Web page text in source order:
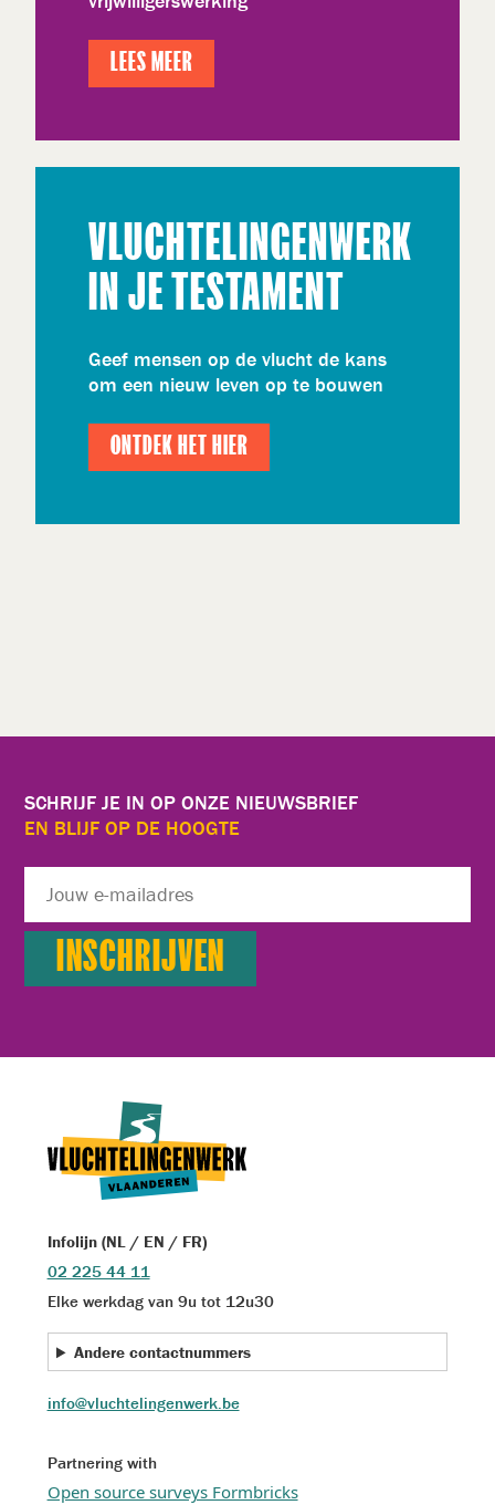
LEES MEER
VLUCHTELINGENWERK
IN JE TESTAMENT
Geef mensen op de vlucht de kans
om een nieuw leven op te bouwen
ONTDEK HET HIER
SCHRIJF JE IN OP ONZE NIEUWSBRIEF
EN BLIJF OP DE HOOGTE
Infolijn (NL / EN / FR)
02 225 44 11
Elke werkdag van 9u tot 12u30
Andere contactnummers
info@vluchtelingenwerk.be
Partnering with
Open source surveys Formbricks